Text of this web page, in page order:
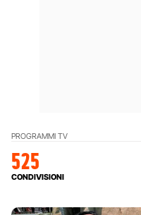
PROGRAMMI TV
525
CONDIVISIONI